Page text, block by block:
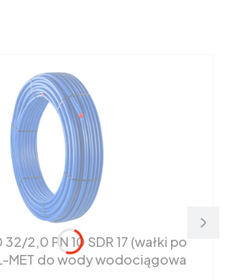
32/2,0 PN 10 SDR 17 (wałki po
MET do wody wodociągowa